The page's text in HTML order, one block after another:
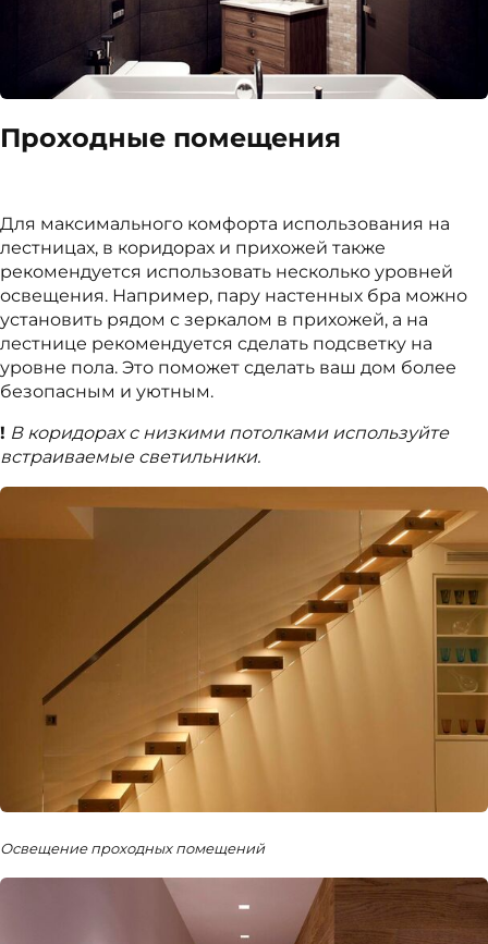
Проходные помещения
Для максимального комфорта использования на
лестницах, в коридорах и прихожей также
рекомендуется использовать несколько уровней
освещения. Например, пару настенных бра можно
установить рядом с зеркалом в прихожей, а на
лестнице рекомендуется сделать подсветку на
уровне пола. Это поможет сделать ваш дом более
безопасным и уютным.
! В коридорах с низкими потолками используйте
встраиваемые светильники.
Освещение проходных помещений